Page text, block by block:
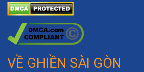
VỀ GHIỀN SÀI GÒN